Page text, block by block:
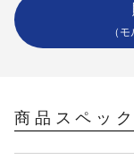
（
商品スペック